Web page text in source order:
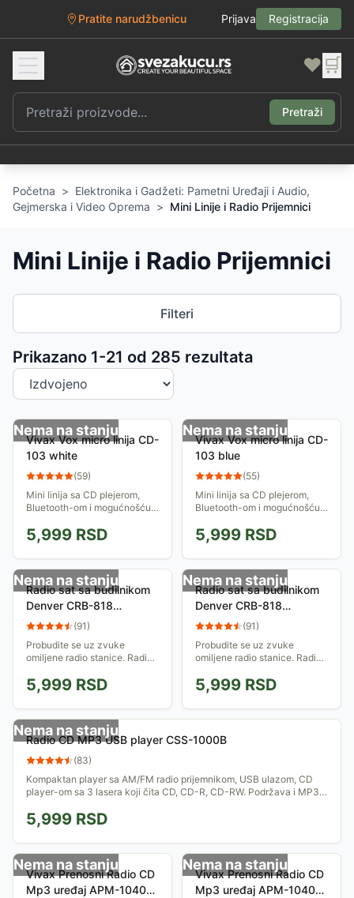
Pratite narudžbenicu Prijava Registracija
❤️ 🛒
Pretraži
Početna > Elektronika i Gadžeti: Pametni Uređaji i Audio,
Gejmerska i Video Oprema > Mini Linije i Radio Prijemnici
Mini Linije i Radio Prijemnici
Filteri
Prikazano 1-21 od 285 rezultata
Sortiranje proizvoda
Nema na stanju
Vivax Vox micro linija CD-
103 white
(59)
Mini linija sa CD plejerom,
Bluetooth-om i mogućnošću
formatu sa USB-a.
5,999 RSD
Nema na stanju
Vivax Vox micro linija CD-
103 blue
(55)
Mini linija sa CD plejerom,
Bluetooth-om i mogućnošću
formatu sa USB-a.
5,999 RSD
Nema na stanju
Radio sat sa budilnikom
Denver CRB-818
Bluetooth Srebrni 30286
(91)
Probudite se uz zvuke
omiljene radio stanice. Radio
funkcijom i USB priključkom
za punjenje vašeg telefona!
5,999 RSD
Nema na stanju
Radio sat sa budilnikom
Denver CRB-818
Bluetooth Crni 30285
(91)
Probudite se uz zvuke
omiljene radio stanice. Radio
funkcijom i USB priključkom
za punjenje vašeg telefona!
5,999 RSD
Nema na stanju
Radio CD MP3 USB player CSS-1000B
(83)
Kompaktan player sa AM/FM radio prijemnikom, USB ulazom, CD
player-om sa 3 lasera koji čita CD, CD-R, CD-RW. Podržava i MP3
5,999 RSD
Nema na stanju
Vivax Prenosni Radio CD
Mp3 uređaj APM-1040
Nema na stanju
Vivax Prenosni Radio CD
Mp3 uređaj APM-1040